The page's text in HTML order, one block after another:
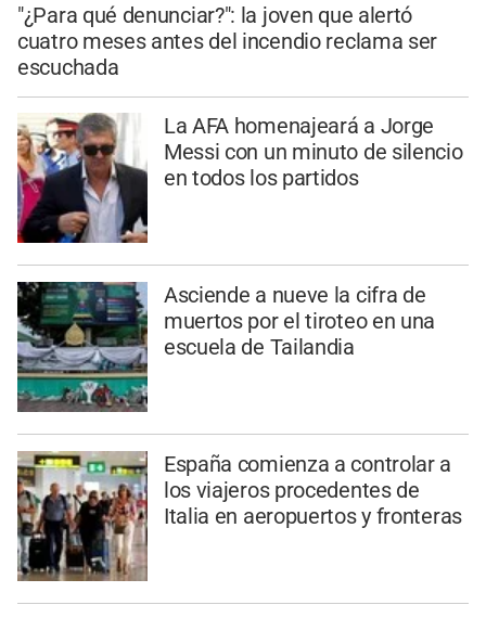
"¿Para qué denunciar?": la joven que alertó
cuatro meses antes del incendio reclama ser
escuchada
La AFA homenajeará a Jorge
Messi con un minuto de silencio
en todos los partidos
Asciende a nueve la cifra de
muertos por el tiroteo en una
escuela de Tailandia
España comienza a controlar a
los viajeros procedentes de
Italia en aeropuertos y fronteras